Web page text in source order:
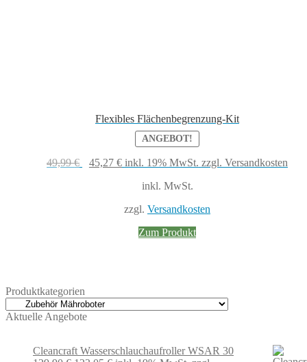
Flexibles Flächenbegrenzung-Kit
ANGEBOT!
49,99€
Ursprünglicher
45,27 €Aktueller
inkl. 19% MwSt. zzgl. Versandkosten
inkl. MwSt.
zzgl. Versandkosten
Zum Produkt
Produktkategorien
Aktuelle Angebote
Cleancraft Wasserschlauchaufroller WSAR 30